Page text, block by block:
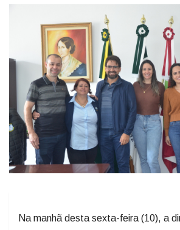
Na manhã desta sexta-feira (10), a